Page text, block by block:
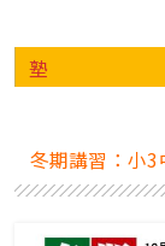
塾
冬期講習：小3